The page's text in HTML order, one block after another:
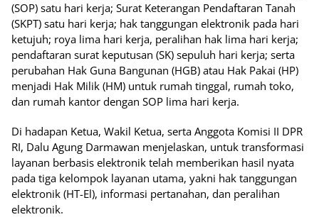
(SOP) satu hari kerja; Surat Keterangan Pendaftaran Tanah
(SKPT) satu hari kerja; hak tanggungan elektronik pada hari
ketujuh; roya lima hari kerja, peralihan hak lima hari kerja;
pendaftaran surat keputusan (SK) sepuluh hari kerja; serta
perubahan Hak Guna Bangunan (HGB) atau Hak Pakai (HP)
menjadi Hak Milik (HM) untuk rumah tinggal, rumah toko,
dan rumah kantor dengan SOP lima hari kerja.
Di hadapan Ketua, Wakil Ketua, serta Anggota Komisi II DPR
RI, Dalu Agung Darmawan menjelaskan, untuk transformasi
layanan berbasis elektronik telah memberikan hasil nyata
pada tiga kelompok layanan utama, yakni hak tanggungan
elektronik (HT-El), informasi pertanahan, dan peralihan
elektronik.